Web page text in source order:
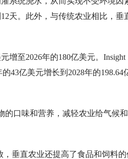
天。此外，与传统农业相比，垂
增至2026年的180亿美元。Insight
43亿美元增长到2028年的198.64
的口味和营养，减轻农业给气候
垂直农业还提高了食品和饲料的